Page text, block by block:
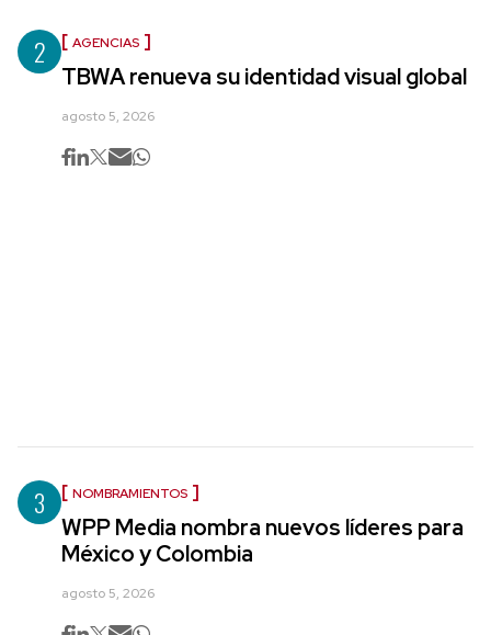
2 AGENCIAS
TBWA renueva su identidad visual global
agosto 5, 2026
3 NOMBRAMIENTOS
WPP Media nombra nuevos líderes para
México y Colombia
agosto 5, 2026